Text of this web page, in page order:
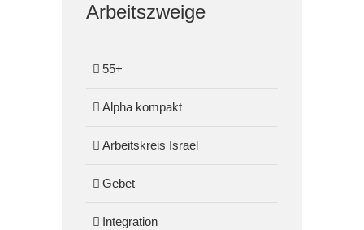
Arbeitszweige
55+
Alpha kompakt
Arbeitskreis Israel
Gebet
Integration